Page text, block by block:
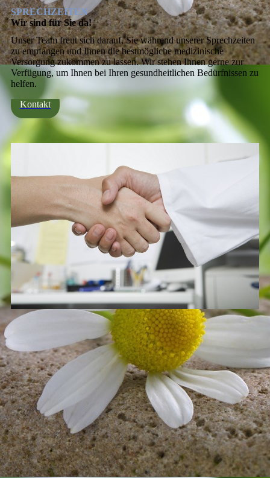
SPRECHZEITEN
Wir sind für Sie da!
Unser Team freut sich darauf, Sie während unserer Sprechzeiten
zu empfangen und Ihnen die bestmögliche medizinische
Versorgung zukommen zu lassen. Wir stehen Ihnen gerne zur
Verfügung, um Ihnen bei Ihren gesundheitlichen Bedürfnissen zu
helfen.
Kontakt